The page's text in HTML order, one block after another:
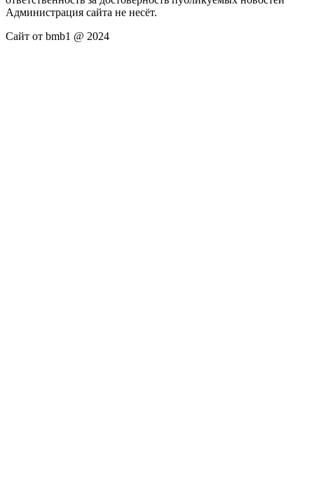
Администрация сайта не несёт.
Сайт от bmb1 @ 2024